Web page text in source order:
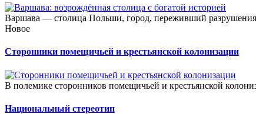
Варшава — столица Польши, город, переживший
Новое
Сторонники помещичьей и крестьянской колонизации
В полемике сторонников помещичьей и крестьянской
Национальный стереотип